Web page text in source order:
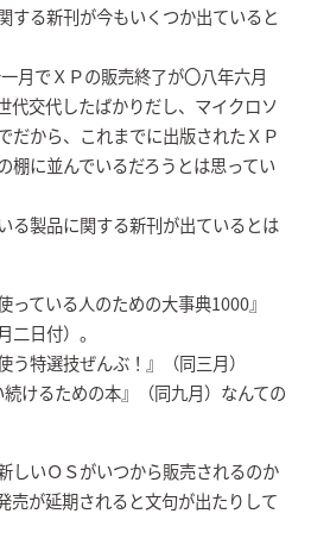
する新刊が今もいくつか出ていると
月でＸＰの販売終了が〇八年六月
代交代したばかりだし、マイクロソ
だから、これまでに出版されたＸＰ
棚に並んでいるだろうとは思ってい
る製品に関する新刊が出ているとは
ている人のための大事典1000』
二日付）。
特選技ぜんぶ！』（同三月）
けるための本』（同九月）なんての
しいＯＳがいつから販売されるのか
売が延期されると文句が出たりして